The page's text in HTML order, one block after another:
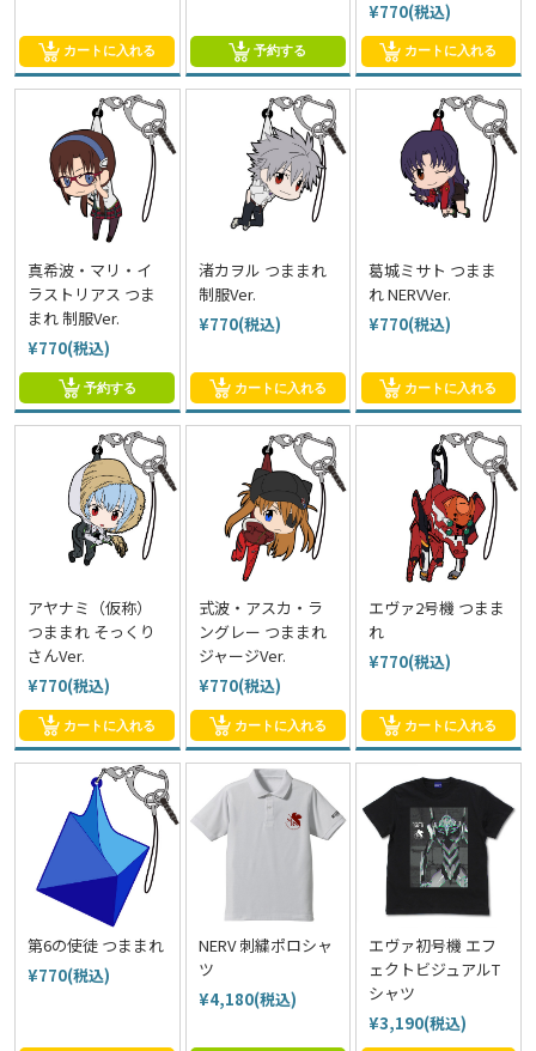
カートに入れる 予約する
¥770(税込)
カートに入れる
真希波・マリ・イ
ラストリアス つま
まれ 制服Ver.
¥770(税込)
予約する
渚カヲル つままれ
制服Ver.
¥770(税込)
カートに入れる
葛城ミサト つまま
れ NERVVer.
¥770(税込)
カートに入れる
アヤナミ（仮称）
つままれ そっくり
さんVer.
¥770(税込)
カートに入れる
式波・アスカ・ラ
ングレー つままれ
ジャージVer.
¥770(税込)
カートに入れる
エヴァ2号機 つまま
れ
¥770(税込)
カートに入れる
第6の使徒 つままれ
¥770(税込)
NERV 刺繍ポロシャ
ツ
¥4,180(税込)
エヴァ初号機 エフ
ェクトビジュアルT
シャツ
¥3,190(税込)